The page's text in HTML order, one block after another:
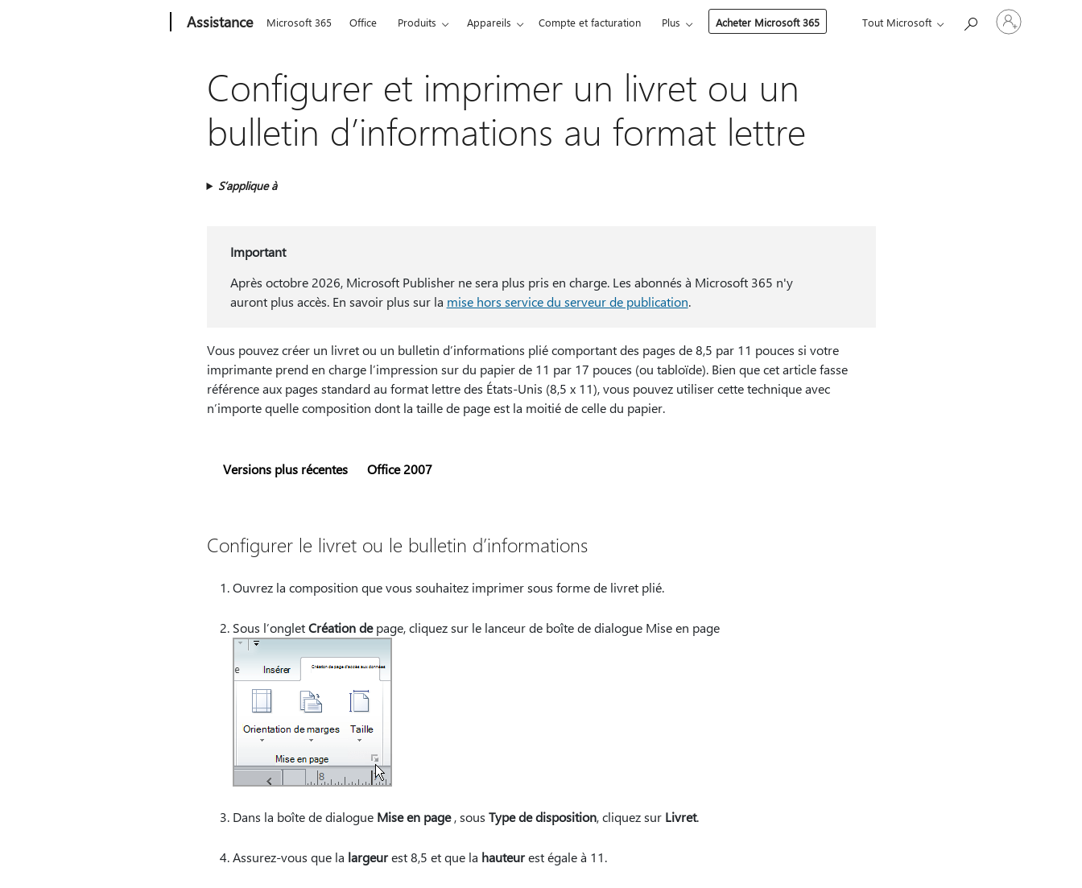
Assistance Microsoft 365 Office Produits Appareils Compte et facturation Plus Acheter Microsoft 365 Tout Microsoft
Connectez-
vous
Configurer et imprimer un livret ou un
bulletin d’informations au format lettre
S’applique à
Important
Après octobre 2026, Microsoft Publisher ne sera plus pris en charge. Les abonnés à Microsoft 365 n'y
auront plus accès. En savoir plus sur la mise hors service du serveur de publication.
Vous pouvez créer un livret ou un bulletin d’informations plié comportant des pages de 8,5 par 11 pouces si votre
imprimante prend en charge l’impression sur du papier de 11 par 17 pouces (ou tabloïde). Bien que cet article fasse
référence aux pages standard au format lettre des États-Unis (8,5 x 11), vous pouvez utiliser cette technique avec
n’importe quelle composition dont la taille de page est la moitié de celle du papier.
Versions plus récentes Office 2007
Configurer le livret ou le bulletin d’informations
Ouvrez la composition que vous souhaitez imprimer sous forme de livret plié.
Sous l’ongletCréation depage, cliquez sur le lanceur de boîte de dialogue Mise en page
Dans la boîte de dialogue Mise en page, sous Type de disposition, cliquez sur Livret.
Assurez-vous que la largeurest 8,5 et que la hauteurest égale à 11.